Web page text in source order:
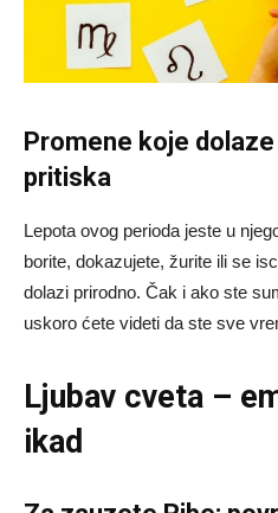
Promene koje
pritiska
Lepota ovog perioda jeste u
borite, dokazujete, žurite ili se
dolazi prirodno. Čak i ako ste
uskoro ćete videti da ste sve
Ljubav cveta –
ikad